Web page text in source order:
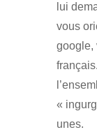
lui
vous
google,
«
unes.